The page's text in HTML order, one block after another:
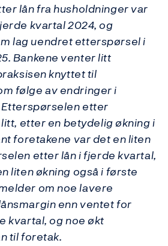
lån fra husholdninger var
kvartal 2024, og
lag uendret etterspørsel i
Bankene venter litt
knyttet til
følge av endringer i
etter
etter en betydelig økning i
foretakene var det en liten
etter lån i fjerde kvartal,
liten økning også i første
om noe lavere
enn ventet for
kvartal, og noe økt
til foretak.